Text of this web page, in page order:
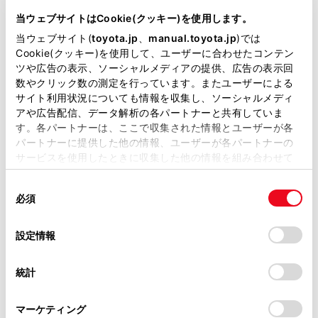
当ウェブサイトはCookie(クッキー)を使用します。
当ウェブサイト(toyota.jp manual.toyota.jp)では
Cookie(クッキー)を使用して、ユーザーに合わせたコンテン
ツや広告の表示、ソーシャルメディアの提供、広告の表示回
数やクリック数の測定を行っています。またユーザーによる
サイト利用状況についても情報を収集し、ソーシャルメディ
アや広告配信、データ解析の各パートナーと共有していま
す。各パートナーは、ここで収集された情報とユーザーが各
パートナーに提供した他の情報、ユーザーが各パートナーの
サービスを使用したときに収集した他の情報を組み合わせて
使用することがあります。当ウェブサイトの使用を続行する
デバイスにすべてのCookie(クッキー)が保存されることに同
意したことになります。Cookie(クッキー)のオプトアウト、
設定の変更、同意を撤回したりするにあたっては、当社の
「Cookie（クッキー）情報の取り扱いについて
」をご覧くだ
必須
設定情報
統計
マーケティング
DBA-AGL25W
全長×全幅×全高
4890×1895×1710mm
ホイールベース ※1
2790mm
トレッド前／後
1640/1630mm
室内長×室内幅×室内高
1970kg